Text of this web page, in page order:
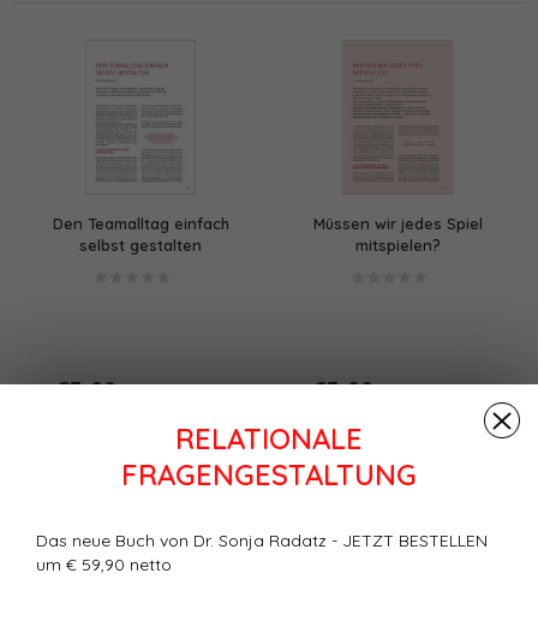
RELATIONALE
FRAGENGESTALTUNG
Das neue Buch von Dr. Sonja Radatz - JETZT BESTELLEN
um € 59,90 netto
Den Teamalltag einfach
selbst gestalten
€3,99
Müssen wir jedes Spiel
mitspielen?
€3,99
+